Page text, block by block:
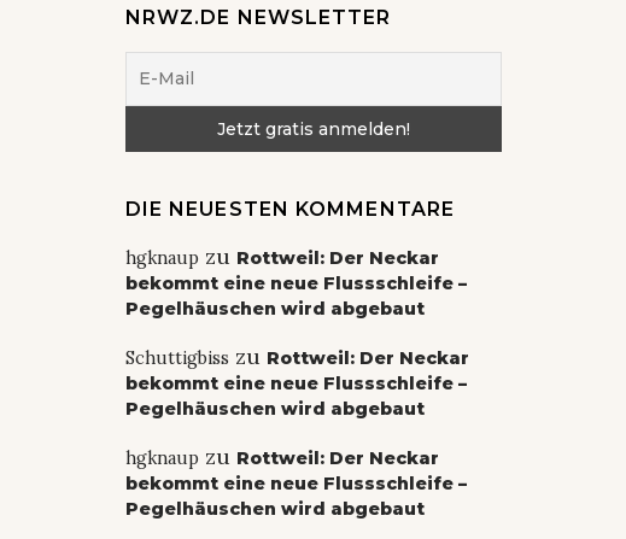
NRWZ.DE NEWSLETTER
DIE NEUESTEN KOMMENTARE
hgknaupzu Rottweil: Der Neckar
bekommt eine neue Flussschleife –
Pegelhäuschen wird abgebaut
Schuttigbiss zu Rottweil: Der Neckar
bekommt eine neue Flussschleife –
Pegelhäuschen wird abgebaut
hgknaupzu Rottweil: Der Neckar
bekommt eine neue Flussschleife –
Pegelhäuschen wird abgebaut